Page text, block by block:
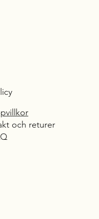
och returer